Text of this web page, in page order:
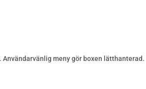
Användarvänlig meny gör boxen lätthanterad.